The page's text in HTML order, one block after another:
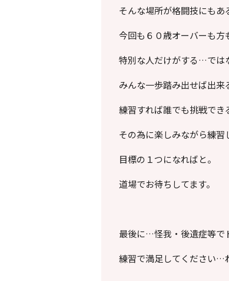
そんな場所が格闘技にもあ
今回も６０歳オーバーも方
特別な人だけがする…では
みんな一歩踏み出せば出来
練習すれば誰でも挑戦でき
その為に楽しみながら練習
目標の１つになればと。
道場でお待ちしてます。
最後に…怪我・後遺症等で
練習で満足してください…